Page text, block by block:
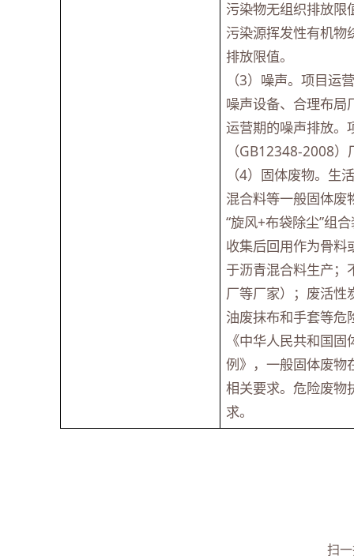
污染物无组织排放限
污染源挥发性有机
排放限值。
（3）噪声。项目运
噪声设备、合理布局
运营期的噪声排放。
（GB12348-2008
（4）固体废物。生
混合料等一般固体废
“旋风+布袋除尘”组
收集后回用作为骨料
于沥青混合料生产；
厂等厂家）；废活性
油废抹布和手套等危
《中华人民共和国
例》，一般固体废物
相关要求。危险废物
求。
扫